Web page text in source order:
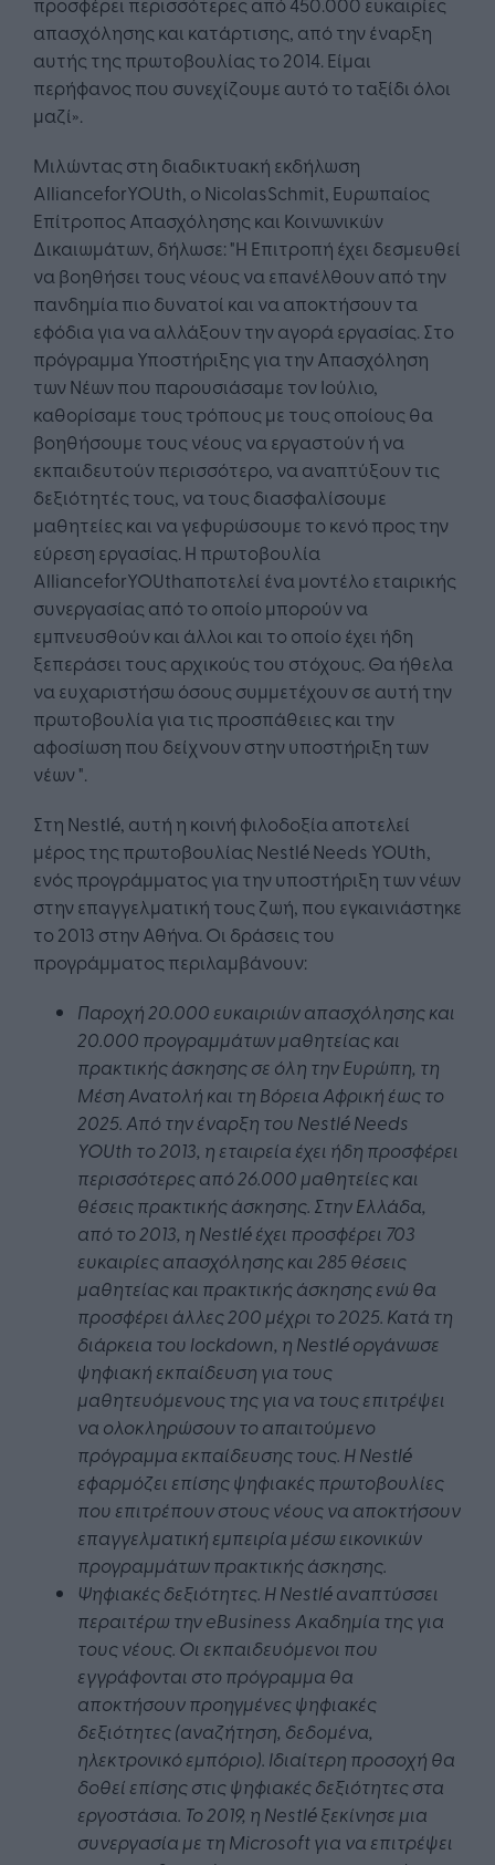
απασχόλησης και κατάρτισης, από την έναρξη
αυτής της πρωτοβουλίας το 2014. Είμαι
περήφανος που συνεχίζουμε αυτό το ταξίδι όλοι
μαζί».
Μιλώντας στη διαδικτυακή εκδήλωση
AllianceforYOUth, ο NicolasSchmit, Ευρωπαίος
Επίτροπος Απασχόλησης και Κοινωνικών
Δικαιωμάτων, δήλωσε: "Η Επιτροπή έχει δεσμευθεί
να βοηθήσει τους νέους να επανέλθουν από την
πανδημία πιο δυνατοί και να αποκτήσουν τα
εφόδια για να αλλάξουν την αγορά εργασίας. Στο
πρόγραμμα Υποστήριξης για την Απασχόληση
των Νέων που παρουσιάσαμε τον Ιούλιο,
καθορίσαμε τους τρόπους με τους οποίους θα
βοηθήσουμε τους νέους να εργαστούν ή να
εκπαιδευτούν περισσότερο, να αναπτύξουν τις
δεξιότητές τους, να τους διασφαλίσουμε
μαθητείες και να γεφυρώσουμε το κενό προς την
εύρεση εργασίας. Η πρωτοβουλία
AllianceforYOUthαποτελεί ένα μοντέλο εταιρικής
συνεργασίας από το οποίο μπορούν να
εμπνευσθούν και άλλοι και το οποίο έχει ήδη
ξεπεράσει τους αρχικούς του στόχους. Θα ήθελα
να ευχαριστήσω όσους συμμετέχουν σε αυτή την
πρωτοβουλία για τις προσπάθειες και την
αφοσίωση που δείχνουν στην υποστήριξη των
νέων ".
Στη Nestlé, αυτή η κοινή φιλοδοξία αποτελεί
μέρος της πρωτοβουλίας Nestlé Needs YOUth,
ενός προγράμματος για την υποστήριξη των νέων
στην επαγγελματική τους ζωή, που εγκαινιάστηκε
το 2013 στην Αθήνα. Οι δράσεις του
προγράμματος περιλαμβάνουν:
Παροχή 20.000 ευκαιριών απασχόλησης και
20.000 προγραμμάτων μαθητείας και
πρακτικής άσκησης σε όλη την Ευρώπη, τη
Μέση Ανατολή και τη Βόρεια Αφρική έως το
2025. Από την έναρξη του Nestlé Needs
YOUth το 2013, η εταιρεία έχει ήδη προσφέρει
περισσότερες από 26.000 μαθητείες και
θέσεις πρακτικής άσκησης. Στην Ελλάδα,
από το 2013, η Nestlé έχει προσφέρει 703
ευκαιρίες απασχόλησης και 285 θέσεις
μαθητείας και πρακτικής άσκησης ενώ θα
προσφέρει άλλες 200 μέχρι το 2025. Κατά τη
διάρκεια του lockdown, η Nestlé οργάνωσε
ψηφιακή εκπαίδευση για τους
μαθητευόμενους της για να τους επιτρέψει
να ολοκληρώσουν το απαιτούμενο
πρόγραμμα εκπαίδευσης τους. Η Nestlé
εφαρμόζει επίσης ψηφιακές πρωτοβουλίες
που επιτρέπουν στους νέους να αποκτήσουν
επαγγελματική εμπειρία μέσω εικονικών
προγραμμάτων πρακτικής άσκησης.
Ψηφιακές δεξιότητες. Η Nestlé αναπτύσσει
περαιτέρω την eBusiness Ακαδημία της για
τους νέους. Οι εκπαιδευόμενοι που
εγγράφονται στο πρόγραμμα θα
αποκτήσουν προηγμένες ψηφιακές
δεξιότητες (αναζήτηση, δεδομένα,
ηλεκτρονικό εμπόριο). Ιδιαίτερη προσοχή θα
δοθεί επίσης στις ψηφιακές δεξιότητες στα
εργοστάσια. Το 2019, η Nestlé ξεκίνησε μια
συνεργασία με τη Microsoft για να επιτρέψει